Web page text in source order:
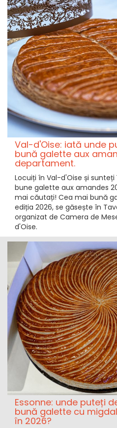
Val-d'Oise: iată unde
bună galette aux
departament.
Locuiți în Val-d'Oise și
bune galette aux amandes
mai căutați! Cea mai bună
ediția 2026, se găsește în
organizat de Camera de
d'Oise.
Essonne: unde puteți
bună galette cu
în 2026?